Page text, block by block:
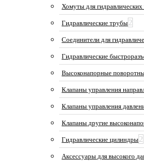
Хомуты для гидравлических
Гидравлические трубы2
Соединители для
Гидравлические
Высоконапорные
Клапаны управления
Клапаны управления
Клапаны другие
Гидравлические цилиндры2
Аксессуары для высокого